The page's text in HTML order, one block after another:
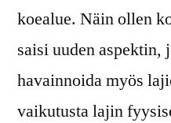
koealue. Näin ollen
saisi uuden aspektin,
havainnoida myös
vaikutusta lajin